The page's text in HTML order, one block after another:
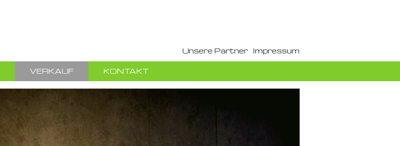
Unsere Partner Impressum
VERKAUF KONTAKT